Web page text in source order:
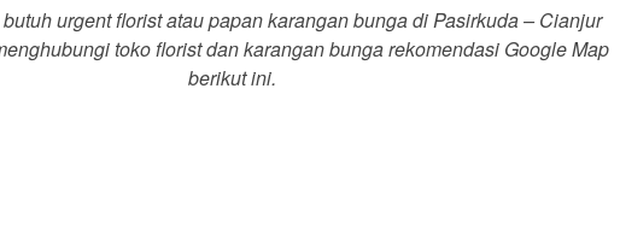
urgent florist atau papan karangan bunga di Pasirkuda – Cianjur
toko florist dan karangan bunga rekomendasi Google Map
berikut ini.